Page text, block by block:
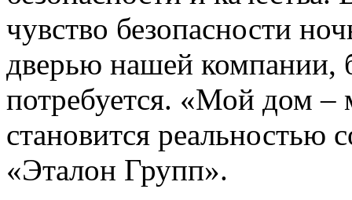
чувство безопасности
дверью нашей компании,
потребуется. «Мой дом –
становится реальностью
«Эталон Групп».